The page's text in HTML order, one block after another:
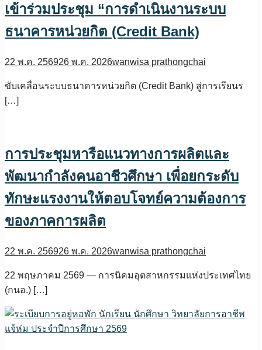
เข้าร่วมประชุม “การดำเนินงานระบบ
ธนาคารหน่วยกิต (Credit Bank)
22 พ.ค. 256926 พ.ค. 2026wanwisa prathongchai
ขับเคลื่อนระบบธนาคารหน่วยกิต (Credit Bank) สู่การเรียนร
[…]
การประชุมหารือแนวทางการผลิตและ
พัฒนากำลังคนอาชีวศึกษา เพื่อยกระดับ
ทักษะแรงงานให้ตอบโจทย์ความต้องการ
ของภาคการผลิต
22 พ.ค. 256926 พ.ค. 2026wanwisa prathongchai
22 พฤษภาคม 2569 — การนิคมอุตสาหกรรมแห่งประเทศไทย
(กนอ.) […]